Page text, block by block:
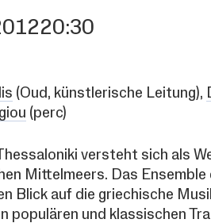
20:30
(Oud, künstlerische Leitung),
(perc)
versteht sich als
Mittelmeers. Das
Blick auf die griechische
populären und klassischen